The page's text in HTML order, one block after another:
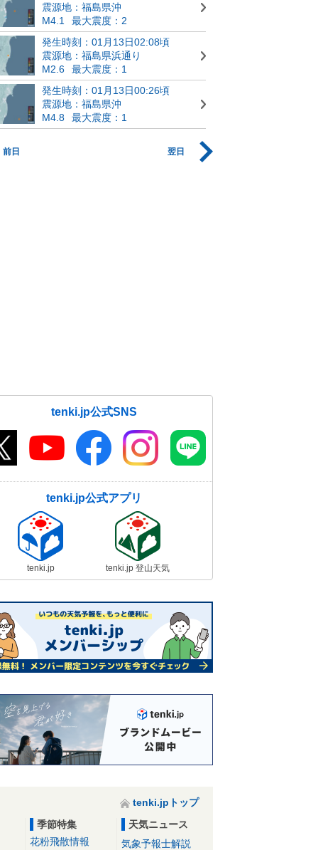
震源地：福島県沖
M4.1
最大震度：2
発生時刻：01月13日02:08頃
震源地：福島県浜通り
M2.6
最大震度：1
発生時刻：01月13日00:26頃
震源地：福島県沖
M4.8
最大震度：1
前日 翌日
tenki.jp公式SNS
tenki.jp公式アプリ
tenki.jp tenki.jp 登山天気
tenki.jpトップ
季節特集
花粉飛散情報
天気ニュース
気象予報士解説